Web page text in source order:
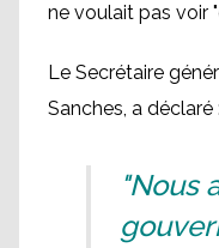
ne voulait pas voir
Le Secrétaire
Sanches, a déclaré :
"Nous